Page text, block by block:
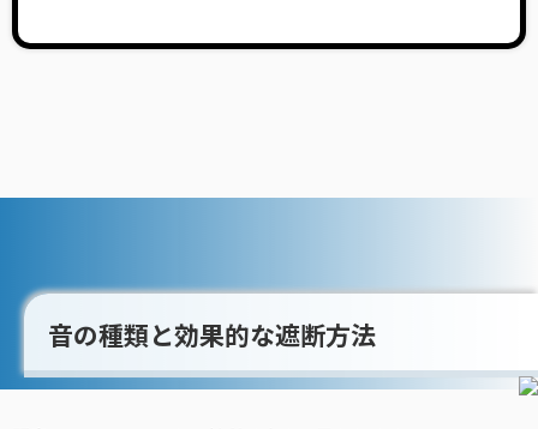
音の種類と効果的な遮断方法